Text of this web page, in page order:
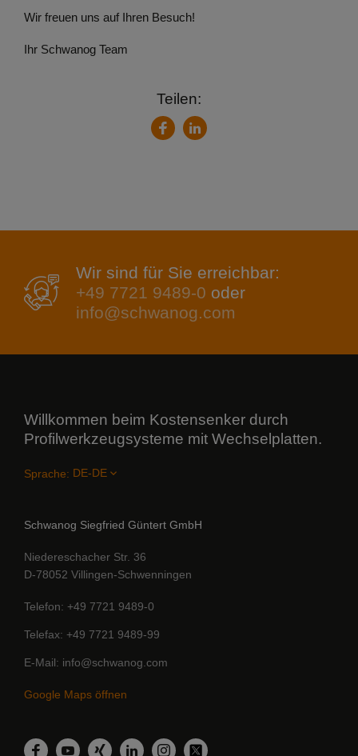
Wir freuen uns auf Ihren Besuch!
Ihr Schwanog Team
Teilen:
FacebookLinkedIn
Wir sind für Sie erreichbar:
+49 7721 9489-0 oder
info@schwanog.com
Willkommen beim Kostensenker durch
Profilwerkzeugsysteme mit Wechselplatten.
Sprache:
Schwanog Siegfried Güntert GmbH
Niedereschacher Str. 36
D-78052 Villingen-Schwenningen
Telefon +49 7721 9489-0
Telefax +49 7721 9489-99
E-Mail info@schwanog.com
Google Maps öffnen